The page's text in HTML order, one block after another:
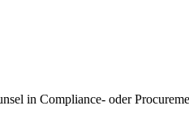
in Compliance- oder